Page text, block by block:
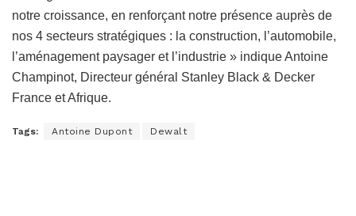
notre croissance, en renforçant notre présence auprès de
nos 4 secteurs stratégiques : la construction, l’automobile,
l’aménagement paysager et l’industrie » indique Antoine
Champinot, Directeur général Stanley Black & Decker
France et Afrique.
Tags: Antoine Dupont Dewalt